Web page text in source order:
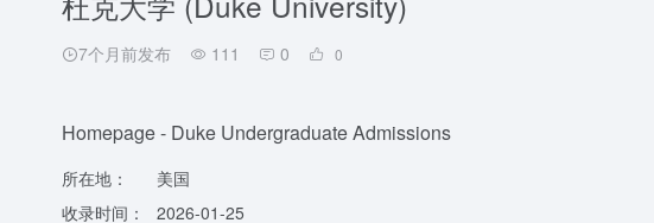
7个月前发布 111 0 0
Homepage - Duke Undergraduate Admissions
所在地：
美国
收录时间：
2026-01-25